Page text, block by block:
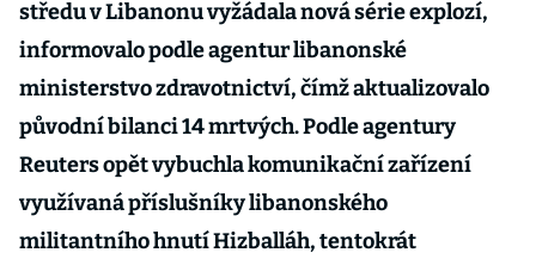
středu v Libanonu vyžádala nová série explozí,
informovalo podle agentur libanonské
ministerstvo zdravotnictví, čímž aktualizovalo
původní bilanci 14 mrtvých. Podle agentury
Reuters opět vybuchla komunikační zařízení
využívaná příslušníky libanonského
militantního hnutí Hizballáh, tentokrát